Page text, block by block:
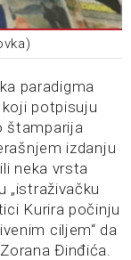
paradigma
potpisuju
štamparija
izdanju
neka vrsta
„istraživačku
Kurira počinju
ciljem“ da
Đinđića.